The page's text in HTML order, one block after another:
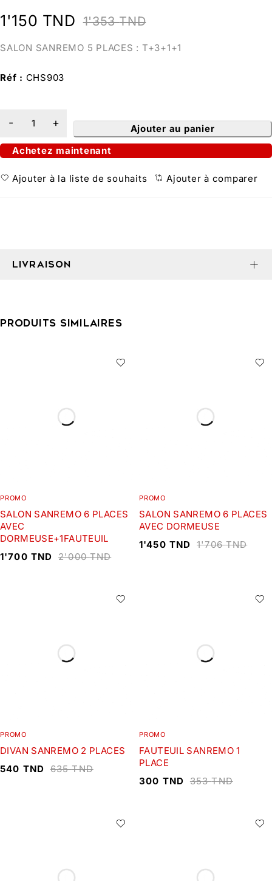
SALON SANREMO 5 PLACES : T+3+1+1
Réf : CHS903
1'353TND
1'150 TND
Ajouter au panier
Achetez maintenant
Ajouter à la liste de souhaits Ajouter à comparer
LIVRAISON
PRODUITS SIMILAIRES
PROMO
SALON SANREMO 6 PLACES
AVEC
DORMEUSE+1FAUTEUIL
2'000TND
1'700 TND
PROMO
SALON SANREMO 6 PLACES
AVEC DORMEUSE
1'706TND
1'450 TND
PROMO
DIVAN SANREMO 2 PLACES
635TND
540 TND
PROMO
FAUTEUIL SANREMO 1
PLACE
353TND
300 TND